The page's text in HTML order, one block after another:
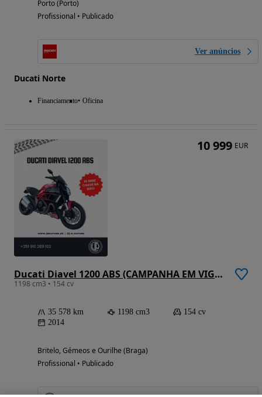
Porto (Porto)
Profissional • Publicado
Ver anúncios
Ducati Norte
Financiamento Oficina
Ducati Diavel 1200 ABS (CAMPANHA EM VIGOR)
1198 cm3 • 154 cv
35 578 km 1198 cm3
154 cv
2014
Britelo, Gémeos e Ourilhe (Braga)
Profissional • Publicado
10 999 EUR